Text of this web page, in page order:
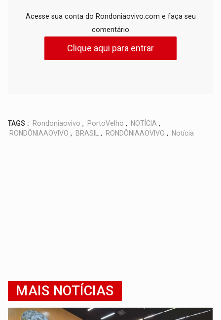
Acesse sua conta do Rondoniaovivo.com e faça seu
comentário
Clique aqui para entrar
TAGS : Rondoniaovivo , PortoVelho , NOTÍCIA ,
RONDÔNIAAOVIVO , BRASIL , RONDÔNIAAOVIVO , Notícia
MAIS NOTÍCIAS